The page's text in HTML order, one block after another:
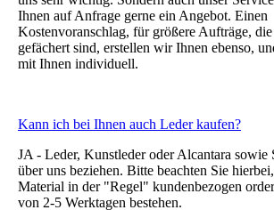
Ihnen auf Anfrage gerne ein Angebot. Einen
Kostenvoranschlag, für größere Aufträge,
gefächert sind, erstellen wir Ihnen ebenso,
mit Ihnen individuell.
Kann ich bei Ihnen auch Leder kaufen?
JA - Leder, Kunstleder oder Alcantara sowie
über uns beziehen. Bitte beachten Sie
Material in der "Regel" kundenbezogen
von 2-5 Werktagen bestehen.